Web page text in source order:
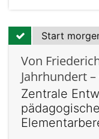
Start
Von
Jahrhundert
Zentrale